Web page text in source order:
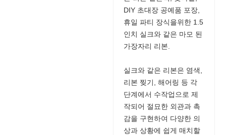
DIY 초대장 공예품 포장,
휴일 파티 장식을위한 1.5
인치 실크와 같은 마모 된
가장자리 리본.
실크와 같은 리본은 염색,
리본 찢기, 해어링 등 각
단계에서 수작업으로 제
작되어 절묘한 외관과 촉
감을 구현하여 다양한 의
상과 상황에 쉽게 매치할